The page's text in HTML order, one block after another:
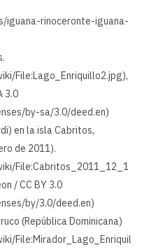
iguana-rinoceronte-iguana-
File:Lago_Enriquillo2.jpg),
3.0
by-sa/3.0/deed.en)
en la isla Cabritos,
de 2011).
File:Cabritos_2011_12_1
/ CC BY 3.0
by/3.0/deed.en)
(República Dominicana)
File:Mirador_Lago_Enriquil